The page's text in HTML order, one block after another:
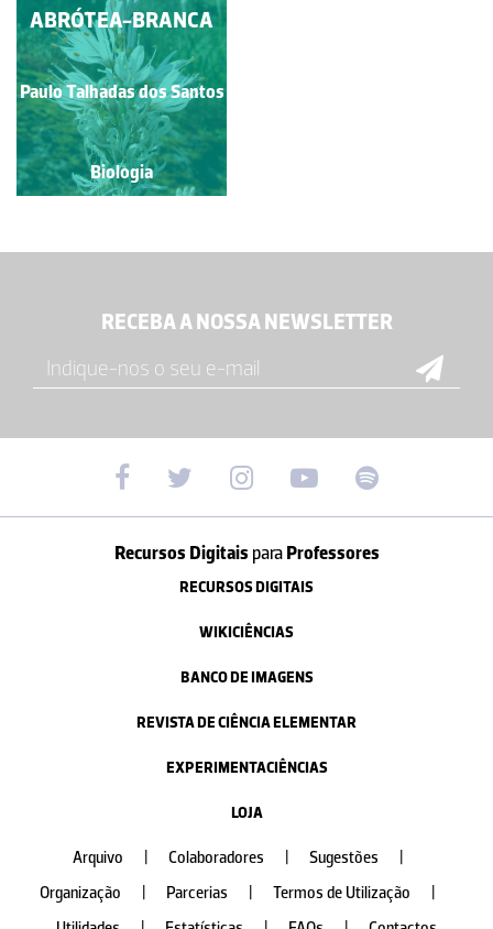
ABRÓTEA-BRANCA
Paulo Talhadas dos Santos
Biologia
RECEBA A NOSSA NEWSLETTER
Recursos Digitais paraProfessores
RECURSOS DIGITAIS
WIKICIÊNCIAS
BANCO DE IMAGENS
REVISTA DE CIÊNCIA ELEMENTAR
EXPERIMENTACIÊNCIAS
LOJA
Arquivo Colaboradores Sugestões
Organização
Parcerias Termos de Utilização